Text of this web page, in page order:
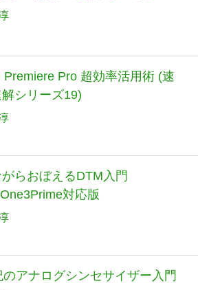
Premiere Pro 超効率活用術 (速
シリーズ19)
らおぼえるDTM入門
対応版
のアナログシンセサイザー入門